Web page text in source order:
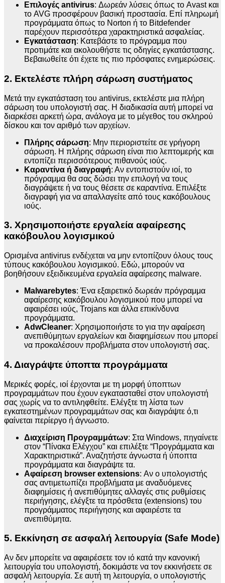
Επιλογές antivirus: Δωρεάν λύσεις όπως το Avast και
το AVG προσφέρουν βασική προστασία. Επί πληρωμή
προγράμματα όπως το Norton ή το Bitdefender
παρέχουν περισσότερα χαρακτηριστικά ασφαλείας.
Εγκατάσταση: Κατεβάστε το πρόγραμμα που
προτιμάτε και ακολουθήστε τις οδηγίες εγκατάστασης.
Βεβαιωθείτε ότι έχετε τις πιο πρόσφατες ενημερώσεις.
2. Εκτελέστε πλήρη σάρωση συστήματος
Μετά την εγκατάσταση του antivirus, εκτελέστε μια πλήρη
σάρωση του υπολογιστή σας. Η διαδικασία αυτή μπορεί να
διαρκέσει αρκετή ώρα, ανάλογα με το μέγεθος του σκληρού
δίσκου και τον αριθμό των αρχείων.
Πλήρης σάρωση: Μην περιοριστείτε σε γρήγορη
σάρωση. Η πλήρης σάρωση είναι πιο λεπτομερής και
εντοπίζει περισσότερους πιθανούς ιούς.
Καραντίνα ή διαγραφή: Αν εντοπιστούν ιοί, το
πρόγραμμα θα σας δώσει την επιλογή να τους
διαγράψετε ή να τους θέσετε σε καραντίνα. Επιλέξτε
διαγραφή για να απαλλαγείτε από τους κακόβουλους
ιούς.
3. Χρησιμοποιήστε εργαλεία αφαίρεσης
κακόβουλου λογισμικού
Ορισμένα antivirus ενδέχεται να μην εντοπίζουν όλους τους
τύπους κακόβουλου λογισμικού. Εδώ, μπορούν να
βοηθήσουν εξειδικευμένα εργαλεία αφαίρεσης malware.
Malwarebytes: Ένα εξαιρετικό δωρεάν πρόγραμμα
αφαίρεσης κακόβουλου λογισμικού που μπορεί να
αφαιρέσει ιούς, Trojans και άλλα επικίνδυνα
προγράμματα.
AdwCleaner: Χρησιμοποιήστε το για την αφαίρεση
ανεπιθύμητων εργαλείων και διαφημίσεων που μπορεί
να προκαλέσουν προβλήματα στον υπολογιστή σας.
4. Διαγράψτε ύποπτα προγράμματα
Μερικές φορές, ιοί έρχονται με τη μορφή ύποπτων
προγραμμάτων που έχουν εγκατασταθεί στον υπολογιστή
σας χωρίς να το αντιληφθείτε. Ελέγξτε τη λίστα των
εγκατεστημένων προγραμμάτων σας και διαγράψτε ό,τι
φαίνεται περίεργο ή άγνωστο.
Διαχείριση Προγραμμάτων: Στα Windows, πηγαίνετε
στον “Πίνακα Ελέγχου” και επιλέξτε “Προγράμματα και
Χαρακτηριστικά”. Αναζητήστε άγνωστα ή ύποπτα
προγράμματα και διαγράψτε τα.
Αφαίρεση browser extensions: Αν ο υπολογιστής
σας αντιμετωπίζει προβλήματα με αναδυόμενες
διαφημίσεις ή ανεπιθύμητες αλλαγές στις ρυθμίσεις
περιήγησης, ελέγξτε τα πρόσθετα (extensions) του
προγράμματος περιήγησης και αφαιρέστε τα
ανεπιθύμητα.
5. Εκκίνηση σε ασφαλή λειτουργία (Safe Mode)
Αν δεν μπορείτε να αφαιρέσετε τον ιό κατά την κανονική
λειτουργία του υπολογιστή, δοκιμάστε να τον εκκινήσετε σε
ασφαλή λειτουργία. Σε αυτή τη λειτουργία, ο υπολογιστής